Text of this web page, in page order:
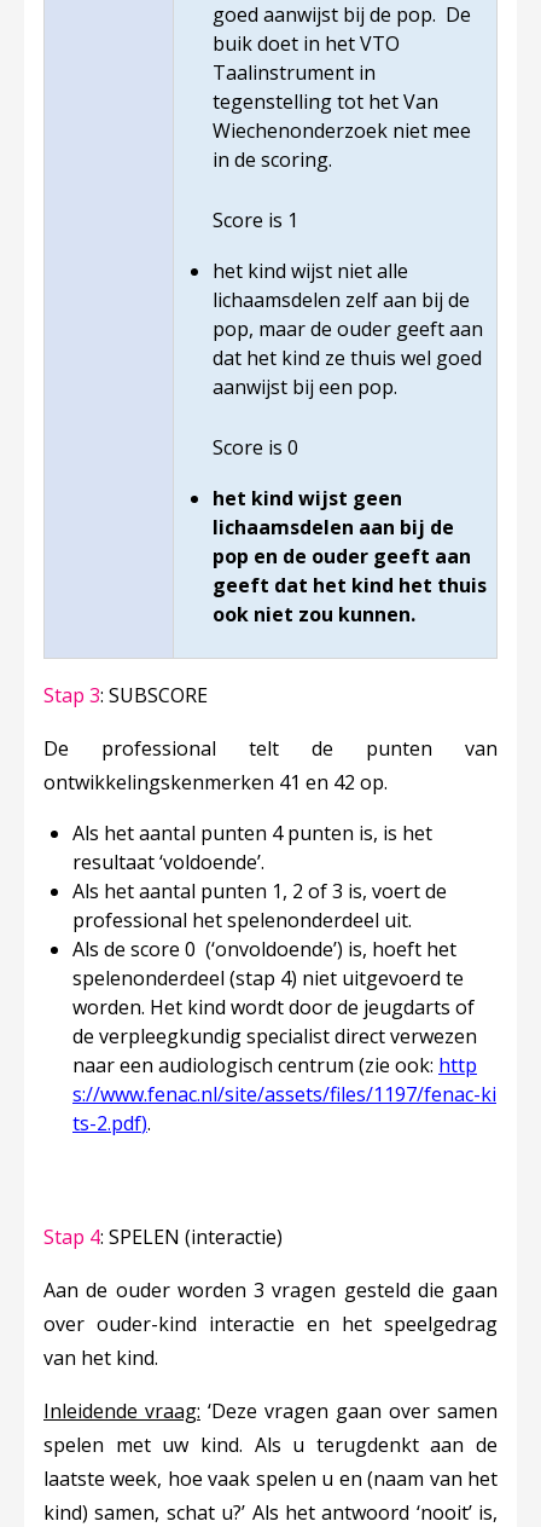
goed aanwijst bij de pop. De
buik doet in het VTO
Taalinstrument in
tegenstelling tot het Van
Wiechenonderzoek niet mee
in de scoring.
Score is 1
het kind wijst niet alle
lichaamsdelen zelf aan bij de
pop, maar de ouder geeft aan
dat het kind ze thuis wel goed
aanwijst bij een pop.
Score is 0
het kind wijst geen
lichaamsdelen aan bij de
pop en de ouder geeft aan
geeft dat het kind het thuis
ook niet zou kunnen.
Stap 3: SUBSCORE
De professional telt de punten van
ontwikkelingskenmerken 41 en 42 op.
Als het aantal punten 4 punten is, is het
resultaat ‘voldoende’.
Als het aantal punten 1, 2 of 3 is, voert de
professional het spelenonderdeel uit.
Als de score 0 (‘onvoldoende’) is, hoeft het
spelenonderdeel (stap 4) niet uitgevoerd te
worden. Het kind wordt door de jeugdarts of
de verpleegkundig specialist direct verwezen
naar een audiologisch centrum (zie ook: http
s://www.fenac.nl/site/assets/files/1197/fenac-ki
ts-2.pdf).
Stap 4: SPELEN (interactie)
Aan de ouder worden 3 vragen gesteld die gaan
over ouder-kind interactie en het speelgedrag
van het kind.
Inleidende vraag: ‘Deze vragen gaan over samen
spelen met uw kind. Als u terugdenkt aan de
laatste week, hoe vaak spelen u en (naam van het
kind) samen, schat u?’ Als het antwoord ‘nooit’ is,